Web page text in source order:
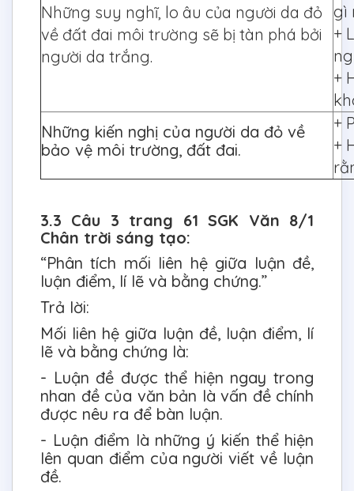
Những suy nghĩ, lo âu của người da đỏ
về đất đai môi trường sẽ bị tàn phá bởi
người da trắng.
gì
+
+
Những kiến nghị của người da đỏ về
bảo vệ môi trường, đất đai.
+
+
3.3 Câu 3 trang 61 SGK Văn 8/1
Chân trời sáng tạo:
“Phân tích mối liên hệ giữa luận đề,
luận điểm, lí lẽ và bằng chứng.”
Trả lời:
Mối liên hệ giữa luận đề, luận điểm, lí
lẽ và bằng chứng là:
- Luận đề được thể hiện ngay trong
nhan đề của văn bản là vấn đề chính
được nêu ra để bàn luận.
- Luận điểm là những ý kiến thể hiện
lên quan điểm của người viết về luận
đề.